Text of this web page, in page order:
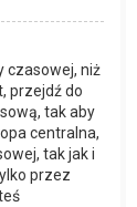
czasowej, niż
przejdź do
tak aby
centralna,
tak jak i
przez